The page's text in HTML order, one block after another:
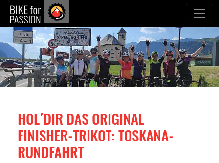
zum Inhalt
HOL´DIR DAS ORIGINAL
FINISHER-TRIKOT: TOSKANA-
RUNDFAHRT